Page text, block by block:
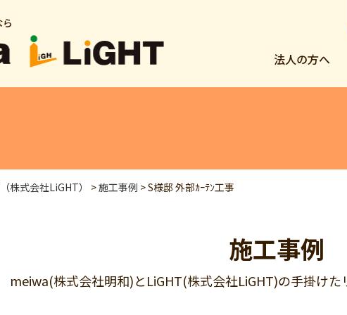
法人の方へ
株式会社LiGHT） >施工事例 >S様邸 外部ｶｰﾃﾝ工事
施工事例
meiwa(株式会社明和)とLiGHT(株式会社LiGHT)の手掛けた